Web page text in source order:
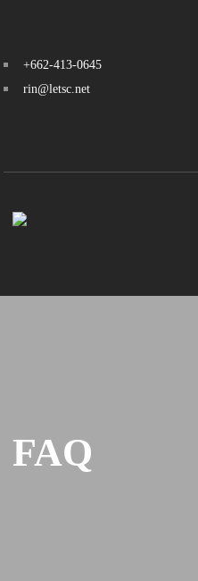
+662-413-0645
rin@letsc.net
FAQ